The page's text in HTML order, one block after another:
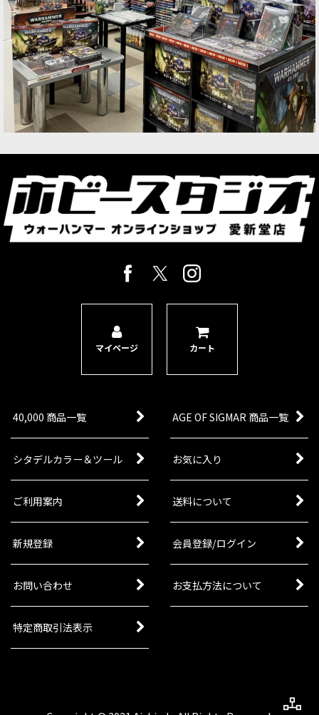
マイページ カート
40,000 商品一覧 AGE OF SIGMAR 商品一覧
シタデルカラー＆ツール お気に入り
ご利用案内 送料について
新規登録 会員登録/ログイン
お問い合わせ お支払方法について
特定商取引法表示